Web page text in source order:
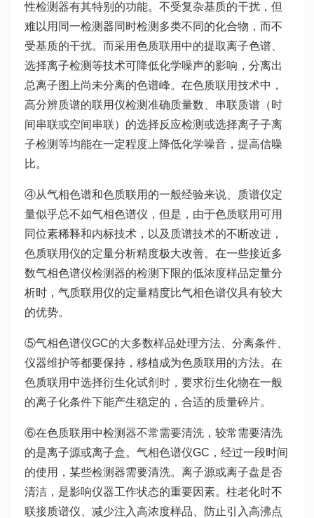
性检测器有其特别的功能。不受复杂基质的干扰，但
难以用同一检测器同时检测多类不同的化合物，而不
受基质的干扰。而采用色质联用中的提取离子色谱、
选择离子检测等技术可降低化学噪声的影响，分离出
总离子图上尚未分离的色谱峰。在色质联用技术中，
高分辨质谱的联用仪检测准确质量数、串联质谱（时
间串联或空间串联）的选择反应检测或选择离子子离
子检测等均能在一定程度上降低化学噪音，提高信噪
比。
④从气相色谱和色质联用的一般经验来说、质谱仪定
量似乎总不如气相色谱仪，但是，由于色质联用可用
同位素稀释和内标技术，以及质谱技术的不断改进，
色质联用仪的定量分析精度极大改善。在一些接近多
数气相色谱仪检测器的检测下限的低浓度样品定量分
析时，气质联用仪的定量精度比气相色谱仪具有较大
的优势。
⑤气相色谱仪GC的大多数样品处理方法、分离条件、
仪器维护等都要保持，移植成为色质联用的方法。在
色质联用中选择衍生化试剂时，要求衍生化物在一般
的离子化条件下能产生稳定的，合适的质量碎片。
⑥在色质联用中检测器不常需要清洗，较常需要清洗
的是离子源或离子盒。气相色谱仪GC，经过一段时间
的使用，某些检测器需要清洗。离子源或离子盘是否
清洁，是影响仪器工作状态的重要因素。柱老化时不
联接质谱仪、减少注入高浓度样品、防止引入高沸点